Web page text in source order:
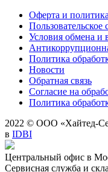
Оферта и
Пользовательское
Условия обмена и
Политика
Новости
Обратная связь
Согласие на
Политика
2022 © ООО «Хайтед-
в IDBI
Центральный офис в
Сервисная служба и